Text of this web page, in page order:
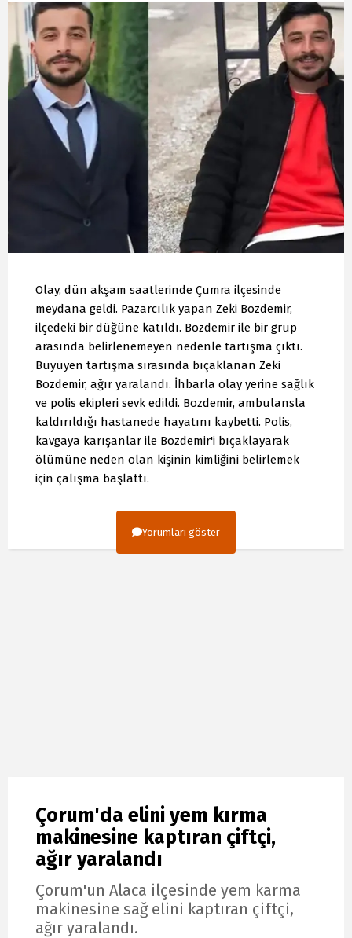
Olay, dün akşam saatlerinde Çumra ilçesinde
meydana geldi. Pazarcılık yapan Zeki Bozdemir,
ilçedeki bir düğüne katıldı. Bozdemir ile bir grup
arasında belirlenemeyen nedenle tartışma çıktı.
Büyüyen tartışma sırasında bıçaklanan Zeki
Bozdemir, ağır yaralandı. İhbarla olay yerine sağlık
ve polis ekipleri sevk edildi. Bozdemir, ambulansla
kaldırıldığı hastanede hayatını kaybetti. Polis,
kavgaya karışanlar ile Bozdemir'i bıçaklayarak
ölümüne neden olan kişinin kimliğini belirlemek
için çalışma başlattı.
Yorumları göster
Çorum'da elini yem kırma
makinesine kaptıran çiftçi,
ağır yaralandı
Çorum'un Alaca ilçesinde yem karma
makinesine sağ elini kaptıran çiftçi,
ağır yaralandı.